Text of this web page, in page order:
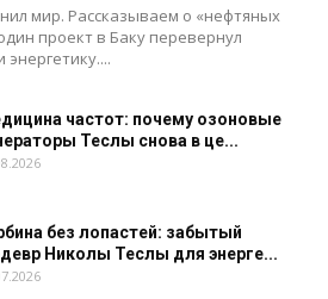
мир. Рассказываем о «нефтяных
проект в Баку перевернул
частот: почему озоновые
Теслы снова в це...
без лопастей: забытый
Николы Теслы для энерге...